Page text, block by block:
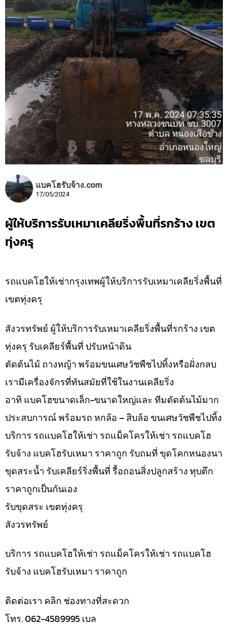
แบคโฮรับจ้าง.com
17/05/2024
ผู้ให้บริการรับเหมาเคลียริ่งพื้นที่รกร้าง เขต
ทุ่งครุ
รถแบคโฮให้เช่ากรุงเทพผู้ให้บริการรับเหมาเคลียริ่งพื้นที่
เขตทุ่งครุ
สังวรทรัพย์ ผู้ให้บริการรับเหมาเคลียริ่งพื้นที่รกร้าง เขต
ทุ่งครุ รับเคลียร์พื้นที่ ปรับหน้าดิน
ตัดต้นไม้ ถางหญ้า พร้อมขนเศษวัชพืชไปทิ้งหรือฝั่งกลบ
เรามีเครื่องจักรที่ทันสมัยที่ใช้ในงานเคลียริ่ง
อาทิ แบคโฮขนาดเล็ก-ขนาดใหญ่และ ทีมตัดต้นไม้มาก
ประสบการณ์ พร้อมรถ หกล้อ – สิบล้อ ขนเศษวัชพืชไปทิ้ง
บริการ รถแบคโฮให้เช่า รถแม็คโครให้เช่า รถแบคโฮ
รับจ้าง แบคโฮรับเหมา ราคาถูก รับถมที่ ขุดโคกหนองนา
ขุดสระน้ำ รับเคลียร์ริ่งพื้นที่ รื้อถอนสิ่งปลูกสร้าง ทุบตึก
ราคาถูกเป็นกันเอง
รับขุดสระ เขตทุ่งครุ
สังวรทรัพย์
บริการ รถแบคโฮให้เช่า รถแม็คโครให้เช่า รถแบคโฮ
รับจ้าง แบคโฮรับเหมา ราคาถูก
ติดต่อเรา คลิก ช่องทางที่สะดวก
โทร. 062-4589995 เบล